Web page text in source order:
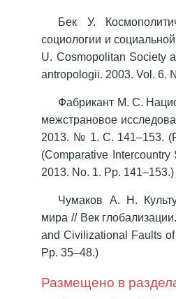
Бек У.
социологии и
U. Cosmopolitan Society
antropologii. 2003. Vol. 6.
Фабрикант М. С.
межстрановое
2013. № 1. С. 141–153.
(Comparative
2013. No. 1. Pp. 141–153.)
Чумаков А. Н.
мира // Век
and Civilizational Faults
Pp. 35–48.)
Размещено в